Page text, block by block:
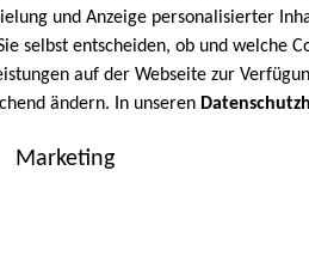
und Anzeige personalisierter
selbst entscheiden, ob und welche
auf der Webseite zur
ändern. In unseren
Marketing